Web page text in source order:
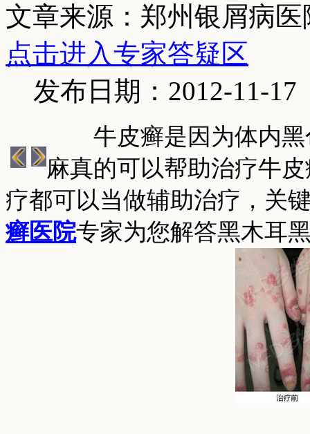
文章来源：郑州银屑病医
点击进入专家答疑区
发布日期：2012-11-17
牛皮癣是因为体内黑
麻真的可以帮助治疗牛
疗都可以当做辅助治疗，关
癣医院专家为您解答黑木耳